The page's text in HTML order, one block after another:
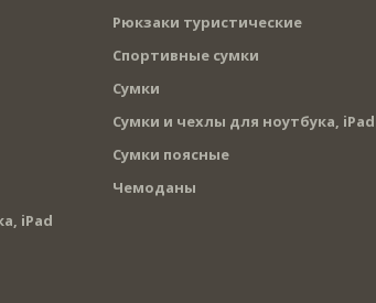
iPad
Рюкзаки туристические
Спортивные сумки
Сумки
Сумки и чехлы для ноутбука, iPad
Сумки поясные
Чемоданы